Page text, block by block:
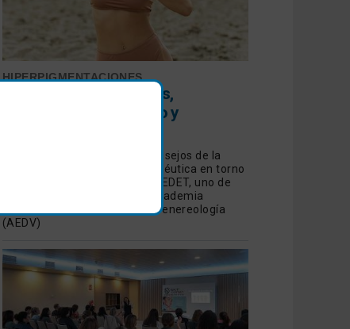
HIPERPIGMENTACIONES
Todo sobre las manchas,
prevención, diagnóstico y
Revisamos las opiniones y consejos de la
Dermatología Estética y Terapéutica en torno
a las manchas de manos de GEDET, uno de
los Grupos de Trabajo de la Academia
Española de Dermatología y Venereología
(AEDV)